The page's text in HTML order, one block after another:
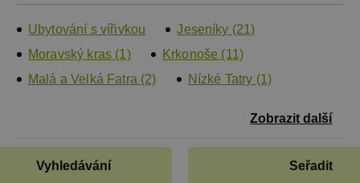
Ubytování s vířivkou
Jeseníky (21)
Moravský kras (1)
Krkonoše (11)
Malá a Velká Fatra (2)
Nízké Tatry (1)
Zobrazit další
Vyhledávání Seřadit